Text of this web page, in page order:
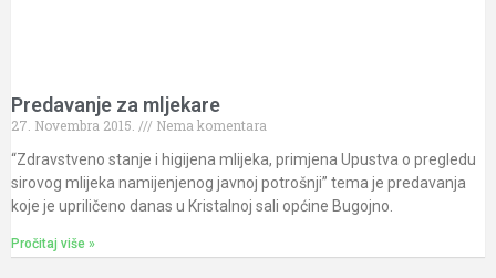
Predavanje za mljekare
27. Novembra 2015.
Nema komentara
“Zdravstveno stanje i higijena mlijeka, primjena Upustva o pregledu
sirovog mlijeka namijenjenog javnoj potrošnji” tema je predavanja
koje je upriličeno danas u Kristalnoj sali općine Bugojno.
Pročitaj više »